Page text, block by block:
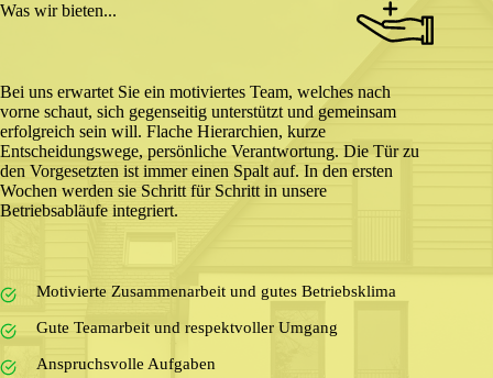
Was wir bieten...
Bei uns erwartet Sie ein motiviertes Team, welches nach
vorne schaut, sich gegenseitig unterstützt und gemeinsam
erfolgreich sein will. Flache Hierarchien, kurze
Entscheidungswege, persönliche Verantwortung. Die Tür zu
den Vorgesetzten ist immer einen Spalt auf. In den ersten
Wochen werden sie Schritt für Schritt in unsere
Betriebsabläufe integriert.
Motivierte Zusammenarbeit und gutes Betriebsklima
Gute Teamarbeit und respektvoller Umgang
Anspruchsvolle Aufgaben